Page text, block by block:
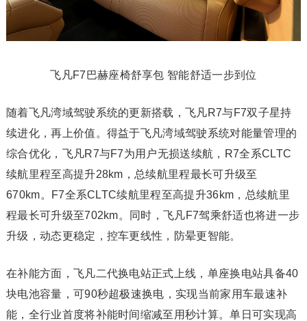
飞凡F7巴赫座椅舒享包 智能舒适一步到位
随着飞凡湾域驾驶系统的更新搭载，飞凡R7与F7双子星持
续进化，再上价值。得益于飞凡湾域驾驶系统对能量管理的
综合优化，飞凡R7与F7为用户无损送续航，R7全系CLTC
续航里程至高提升28km，总续航里程最长可升级至
670km。F7全系CLTC续航里程至高提升36km，总续航里
程最长可升级至702km。同时，飞凡F7驾乘舒适也将进一步
升级，动态更稳定，控车更线性，防晕更智能。
在补能方面，飞凡二代换电站正式上线，单座换电站具备40
块电池容量，可90秒超极速换电，实现当前家用车最速补
能，全行业首度将补能时间缩减至用秒计算。单日可实现高